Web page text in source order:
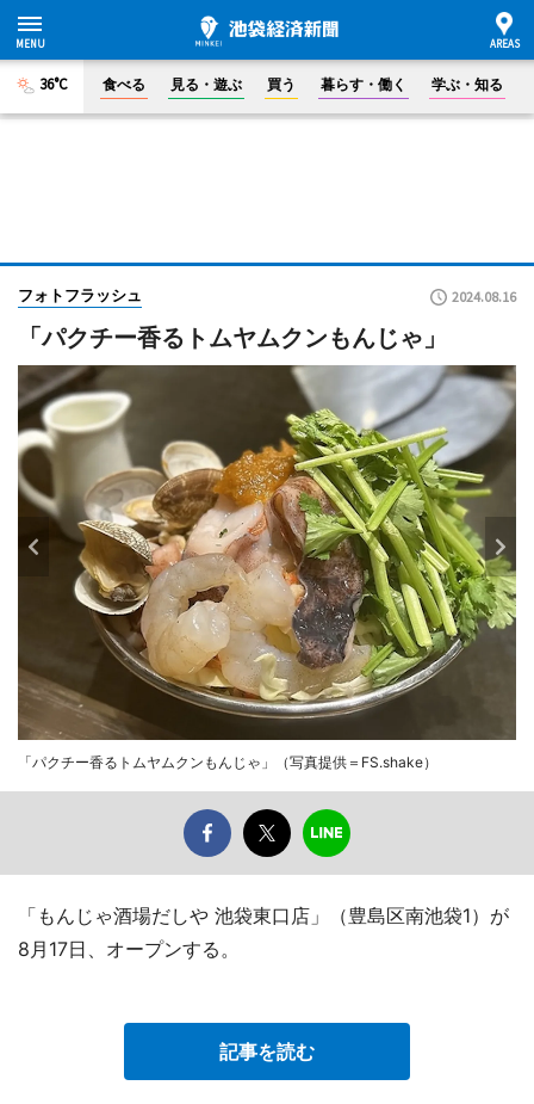
36°C 食べる 見る・遊ぶ 買う 暮らす・働く 学ぶ・知る
フォトフラッシュ 2024.08.16
「パクチー香るトムヤムクンもんじゃ」
「パクチー香るトムヤムクンもんじゃ」（写真提供＝FS.shake）
「もんじゃ酒場だしや 池袋東口店」（豊島区南池袋1）が
8月17日、オープンする。
記事を読む